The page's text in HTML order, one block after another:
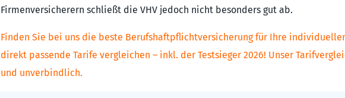
Firmenversicherern schließt die VHV jedoch nicht besonders gut ab.
Finden Sie bei uns die beste Berufshaftpflichtversicherung für Ihre
direkt passende Tarife vergleichen – inkl. der Testsieger 2026! Unser
und unverbindlich.